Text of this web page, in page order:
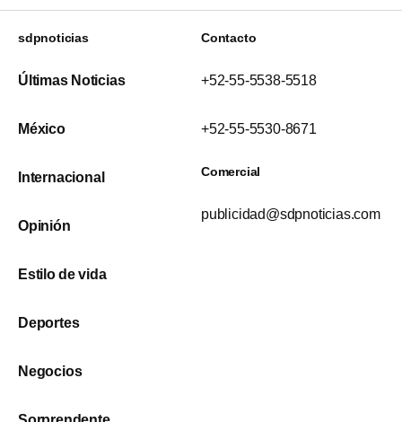
sdpnoticias
Últimas Noticias
México
Internacional
Opinión
Estilo de vida
Deportes
Negocios
Contacto
+52-55-5538-5518
+52-55-5530-8671
Comercial
publicidad@sdpnoticias.com